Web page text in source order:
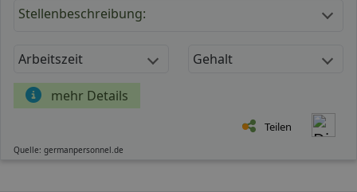
Stellenbeschreibung:
Arbeitszeit Gehalt
mehr Details
Teilen
Quelle: germanpersonnel.de